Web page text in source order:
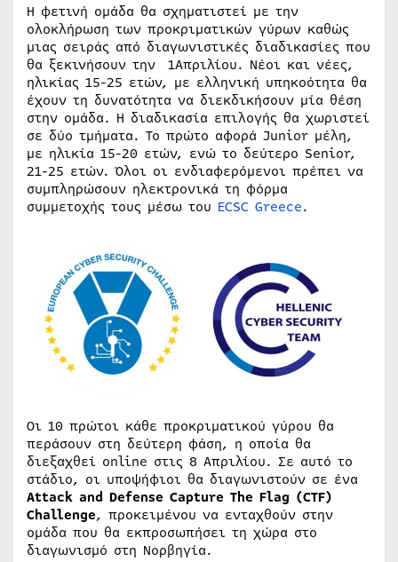
Η φετινή ομάδα θα σχηματιστεί με την
ολοκλήρωση των προκριματικών γύρων καθώς
μιας σειράς από διαγωνιστικές διαδικασίες που
θα ξεκινήσουν την 1Απριλίου. Νέοι και νέες,
ηλικίας 15-25 ετών, με ελληνική υπηκοότητα θα
έχουν τη δυνατότητα να διεκδικήσουν μία θέση
στην ομάδα. Η διαδικασία επιλογής θα χωριστεί
σε δύο τμήματα. Το πρώτο αφορά Junior μέλη,
με ηλικία 15-20 ετών, ενώ το δεύτερο Senior,
21-25 ετών. Όλοι οι ενδιαφερόμενοι πρέπει να
συμπληρώσουν ηλεκτρονικά τη φόρμα
συμμετοχής τους μέσω του ECSC Greece.
Οι 10 πρώτοι κάθε προκριματικού γύρου θα
περάσουν στη δεύτερη φάση, η οποία θα
διεξαχθεί online στις 8 Απριλίου. Σε αυτό το
στάδιο, οι υποψήφιοι θα διαγωνιστούν σε ένα
Attack and Defense Capture The Flag (CTF)
Challenge, προκειμένου να ενταχθούν στην
ομάδα που θα εκπροσωπήσει τη χώρα στο
διαγωνισμό στη Νορβηγία.